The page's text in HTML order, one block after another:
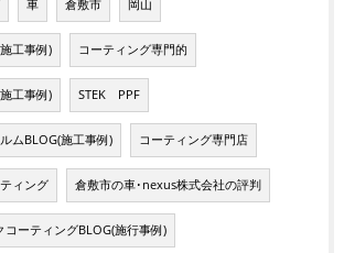
車 倉敷市 岡山
工事例) コーティング専門的
工事例) STEK PPF
ムBLOG(施工事例) コーティング専門店
ィング 倉敷市の車･nexus株式会社の評判
コーティングBLOG(施行事例)